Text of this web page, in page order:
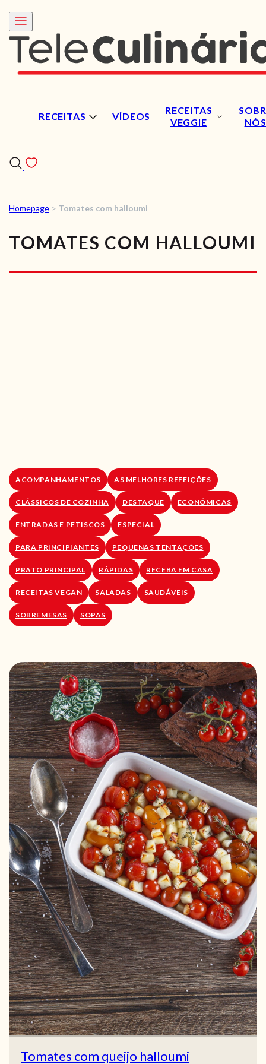
RECEITAS VÍDEOS
RECEITAS
VEGGIE
NÓS
RECEITAS
VÍDEOS
RECEITAS VEGGIE
Homepage > Tomates com halloumi
TOMATES COM HALLOUMI
ACOMPANHAMENTOS AS MELHORES REFEIÇÕES
CLÁSSICOS DE COZINHA DESTAQUE ECONÓMICAS
ENTRADAS E PETISCOS ESPECIAL
PARA PRINCIPIANTES PEQUENAS TENTAÇÕES
PRATO PRINCIPAL RÁPIDAS RECEBA EM CASA
RECEITAS VEGAN SALADAS SAUDÁVEIS
SOBREMESAS SOPAS
Tomates com queijo halloumi